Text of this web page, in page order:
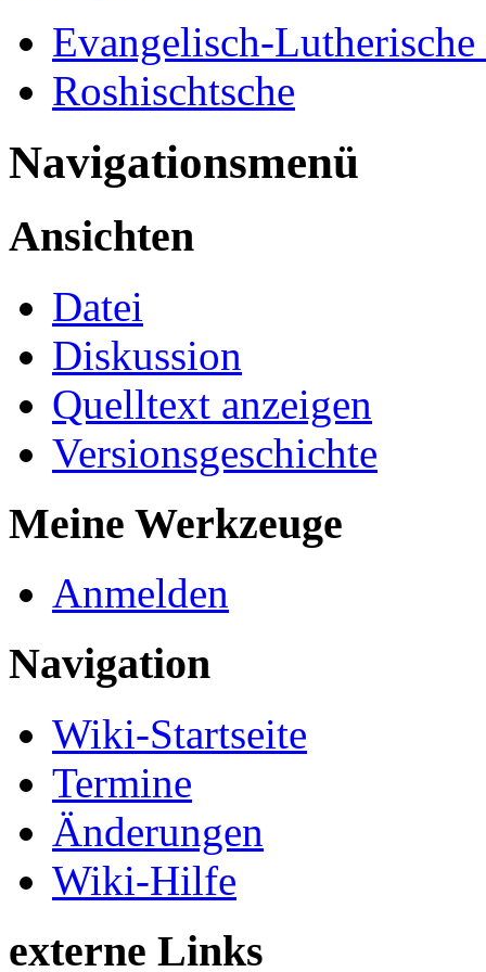
Evangelisch-
Roshischtsche
Navigationsmenü
Ansichten
Datei
Diskussion
Quelltext anzeigen
Versionsgeschichte
Meine Werkzeuge
Anmelden
Navigation
Wiki-Startseite
Termine
Änderungen
Wiki-Hilfe
externe Links